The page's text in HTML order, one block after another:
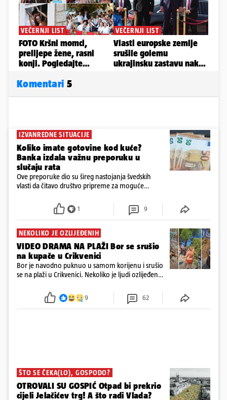
Komentari 5
IZVANREDNE SITUACIJE
Koliko imate gotovine kod kuće?
Banka izdala važnu preporuku u
slučaju rata
Ove preporuke dio su šireg nastojanja švedskih
vlasti da čitavo društvo pripreme za moguće
1 9
NEKOLIKO JE OZLIJEĐENIH
VIDEO DRAMA NA PLAŽI Bor se srušio
na kupače u Crikvenici
Bor je navodno puknuo u samom korijenu i srušio
se na plaži u Crikvenici. Nekoliko je ljudi ozlijeđeno,
9 62
ŠTO SE ČEKA(LO), GOSPODO?
OTROVALI SU GOSPIĆ Otpad bi prekrio
cijeli Jelačićev trg! A što radi Vlada?